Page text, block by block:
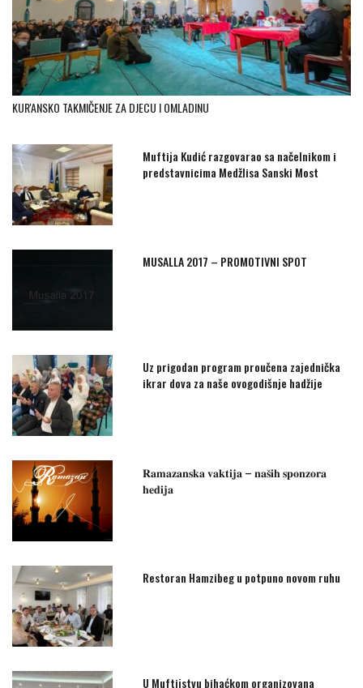
KUR'ANSKO TAKMIČENJE ZA DJECU I OMLADINU
Muftija Kudić razgovarao sa načelnikom i
predstavnicima Medžlisa Sanski Most
MUSALLA 2017 – PROMOTIVNI SPOT
Uz prigodan program proučena zajednička
ikrar dova za naše ovogodišnje hadžije
𝐑𝐚𝐦𝐚𝐳𝐚𝐧𝐬𝐤𝐚 𝐯𝐚𝐤𝐭𝐢𝐣𝐚 – 𝐧𝐚𝐬̌𝐢𝐡 𝐬𝐩𝐨𝐧𝐳𝐨𝐫𝐚
𝐡𝐞𝐝𝐢𝐣𝐚
Restoran Hamzibeg u potpuno novom ruhu
U Muftijstvu bihaćkom organizovana